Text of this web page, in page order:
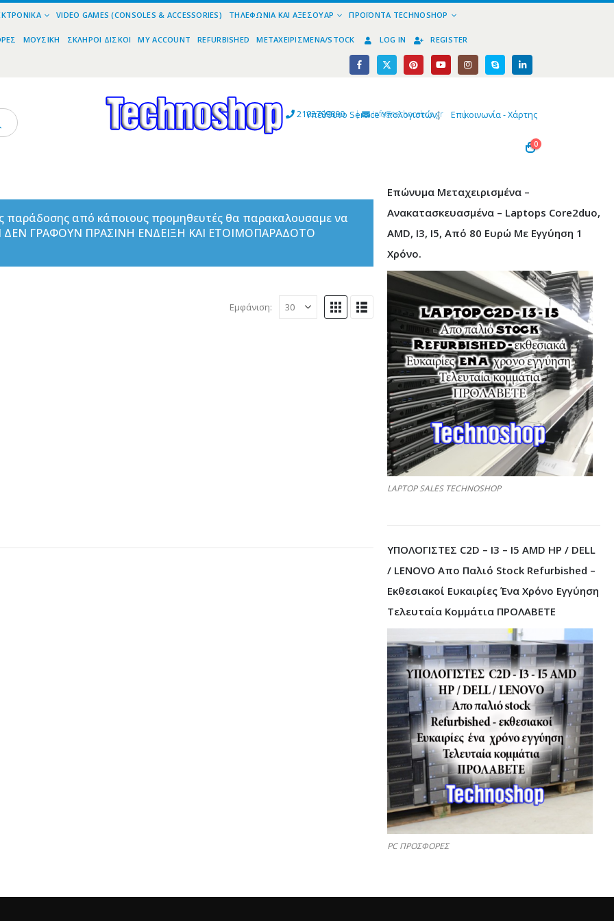
VIDEO GAMES (CONSOLES & ACCESSORIES) ΤΗΛΕΦΩΝΊΑ ΚΑΙ ΑΞΕΣΟΥΆΡ ΠΡΟΪΌΝΤΑ TECHNOSHOP
ΜΟΥΣΙΚΉ ΣΚΛΗΡΟΊ ΔΊΣΚΟΙ MY ACCOUNT REFURBISHED ΜΕΤΑΧΕΙΡΙΣΜΈΝΑ/STOCK LOG IN REGISTER
2102799890 | info@technoshop,gr |
Υπεύθυνο Service Υπολογιστών| Επικοινωνία - Χάρτης
0
παράδοσης από κάποιους προμηθευτές θα παρακαλουσαμε να
ΓΡΑΦΟΥΝ ΠΡΑΣΙΝΗ ΕΝΔΕΙΞΗ ΚΑΙ ΕΤΟΙΜΟΠΑΡΑΔΟΤΟ
Εμφάνιση:
Επώνυμα Μεταχειρισμένα –
Ανακατασκευασμένα – Laptops Core2duo,
AMD, I3, I5, Από 80 Ευρώ Με Εγγύηση 1
Χρόνο.
LAPTOP SALES TECHNOSHOP
ΥΠΟΛΟΓΙΣΤΕΣ C2D – I3 – I5 AMD HP / DELL
/ LENOVO Απο Παλιό Stock Refurbished –
Εκθεσιακοί Ευκαιρίες Ένα Χρόνο Εγγύηση
Τελευταία Κομμάτια ΠΡΟΛΑΒΕΤΕ
PC ΠΡΟΣΦΟΡΕΣ